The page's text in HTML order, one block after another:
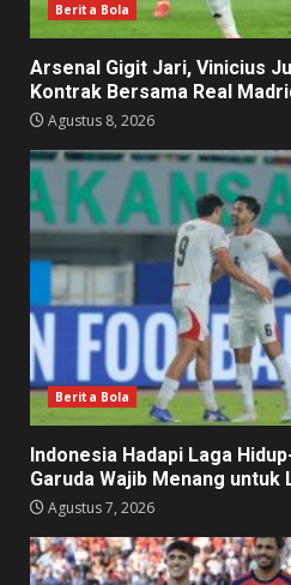
Berita Bola
Arsenal Gigit Jari, Vinicius
Kontrak Bersama Real
Agustus 8, 2026
Berita Bola
Indonesia Hadapi Laga
Garuda Wajib Menang untuk
Agustus 7, 2026